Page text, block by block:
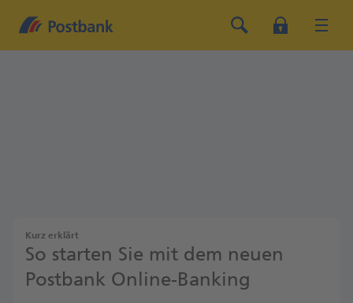
Kurz erklärt
So starten Sie mit dem neuen
Postbank Online-Banking